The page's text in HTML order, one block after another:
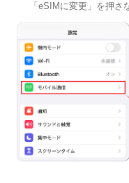
「eSIMに変更」を押さ